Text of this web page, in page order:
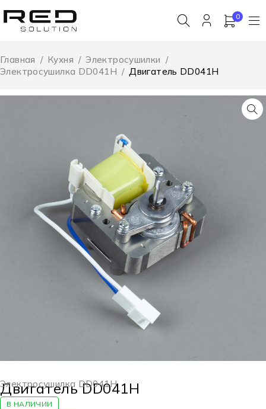
0
Главная / Кухня / Электросушилки /
Электросушилка DD041H / Двигатель DD041H
Электросушилка DD041H
Двигатель DD041H
В НАЛИЧИИ